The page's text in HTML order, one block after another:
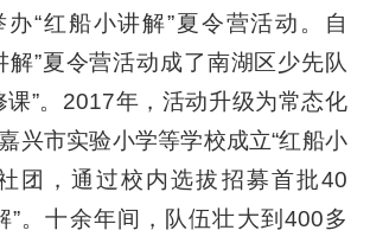
“红船小讲解”夏令营活动。自
解”夏令营活动成了南湖区少先队
课”。2017年，活动升级为常态化
兴市实验小学等学校成立“红船小
团，通过校内选拔招募首批40
”。十余年间，队伍壮大到400多